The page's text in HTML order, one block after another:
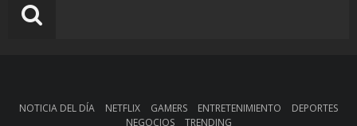
NOTICIA DEL DÍA NETFLIX GAMERS ENTRETENIMIENTO
DEPORTES
NEGOCIOS
TRENDING